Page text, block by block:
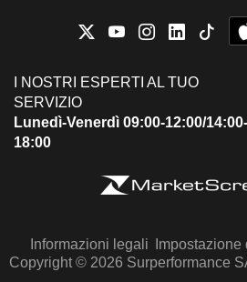
I NOSTRI ESPERTI AL TUO
SERVIZIO
Lunedì-Venerdì 09:00-12:00/14:00-
18:00
Informazioni legali
Copyright © 2026 Surperformance